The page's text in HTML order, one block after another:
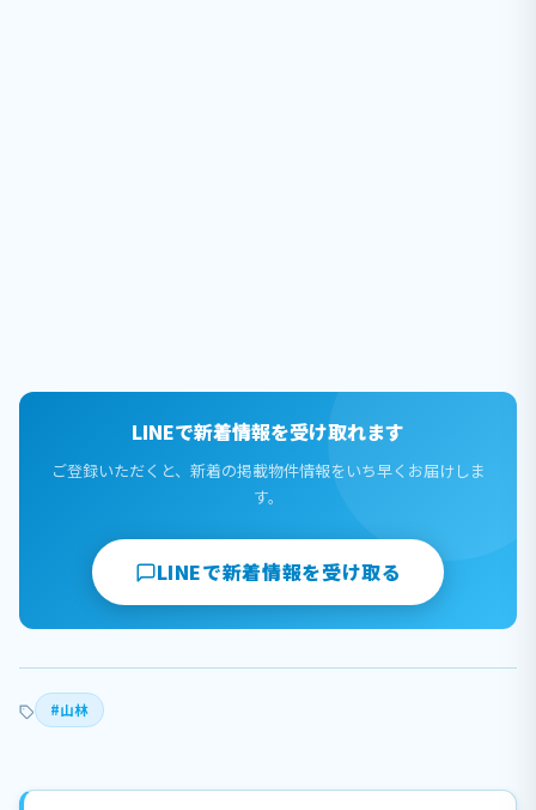
LINEで新着情報を受け取れます
ご登録いただくと、新着の掲載物件情報をいち早くお届けしま
す。
LINEで新着情報を受け取る
#山林